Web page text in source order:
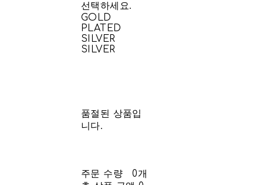
선택하세요.
GOLD
PLATED
SILVER
SILVER
품절된 상품입
니다.
주문 수량
0개